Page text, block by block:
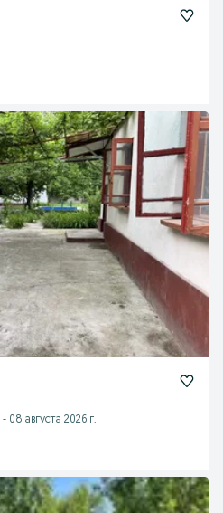
- 08 августа 2026 г.